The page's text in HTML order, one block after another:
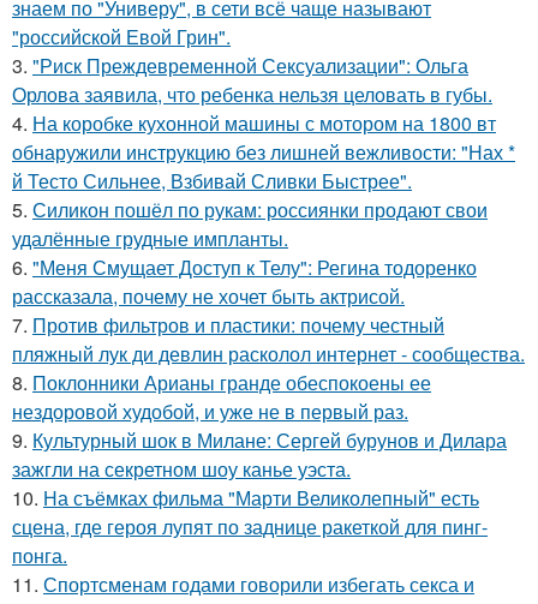
знаем по "Универу", в сети всё чаще называют
"российской Евой Грин".
3. "Риск Преждевременной Сексуализации": Ольга
Орлова заявила, что ребенка нельзя целовать в губы.
4. На коробке кухонной машины с мотором на 1800 вт
обнаружили инструкцию без лишней вежливости: "Нах *
й Тесто Сильнее, Взбивай Сливки Быстрее".
5. Силикон пошёл по рукам: россиянки продают свои
удалённые грудные импланты.
6. "Меня Смущает Доступ к Телу": Регина тодоренко
рассказала, почему не хочет быть актрисой.
7. Против фильтров и пластики: почему честный
пляжный лук ди девлин расколол интернет - сообщества.
8. Поклонники Арианы гранде обеспокоены ее
нездоровой худобой, и уже не в первый раз.
9. Культурный шок в Милане: Сергей бурунов и Дилара
зажгли на секретном шоу канье уэста.
10. На съёмках фильма "Марти Великолепный" есть
сцена, где героя лупят по заднице ракеткой для пинг-
понга.
11. Спортсменам годами говорили избегать секса и